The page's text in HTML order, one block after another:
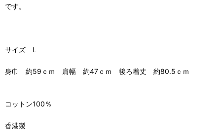
です。
サイズ L
身巾 約59ｃｍ 肩幅 約47ｃｍ 後ろ着丈 約80.5ｃｍ
コットン100％
香港製